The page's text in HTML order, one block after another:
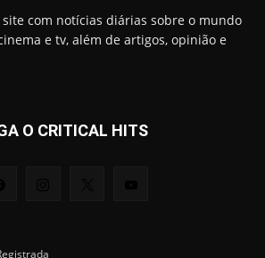
com notícias diárias sobre o mundo
e tv, além de artigos, opinião e
O CRITICAL HITS